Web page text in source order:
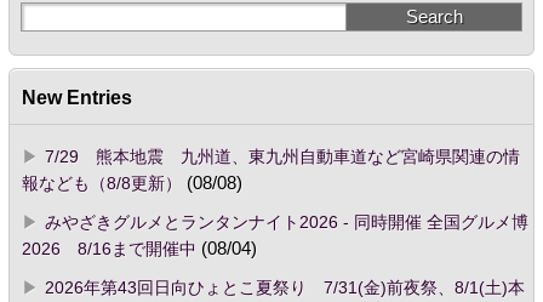
New Entries
7/29 熊本地震 九州道、東九州自動車道など宮崎県関連の情
報なども（8/8更新）
(08/08)
みやざきグルメとランタンナイト2026 - 同時開催 全国グルメ博
2026 8/16まで開催中 (08/04)
2026年第43回日向ひょとこ夏祭り 7/31(金)前夜祭、8/1(土)本